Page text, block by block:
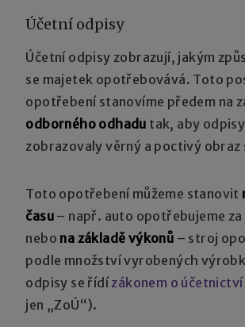
Účetní odpisy
Účetní odpisy zobrazují, jakým
se majetek opotřebovává. Toto
opotřebení stanovíme předem na
odborného odhadu tak, aby
zobrazovaly věrný a poctivý obraz
Toto opotřebení můžeme stanovit
času – např. auto opotřebujeme
nebo na základě výkonů – stroj
podle množství vyrobených
odpisy se řídí zákonem o účetnictví
jen „ZoÚ“).